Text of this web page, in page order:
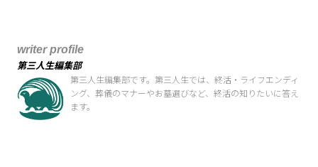
writer profile
第三人生編集部
第三人生編集部です。第三人生では、終活・ライフエンディ
ング、葬儀のマナーやお墓選びなど、終活の知りたいに答え
ます。